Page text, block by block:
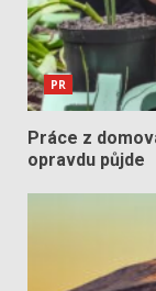
PR
Práce z
opravdu půjde